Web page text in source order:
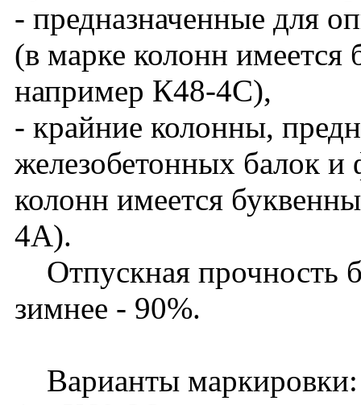
- предназначенные для
(в марке колонн
например К48-4С),
- крайние колонны,
железобетонных балок и
колонн имеется
4А).
Отпускная прочность
зимнее - 90%.
Варианты маркировки: